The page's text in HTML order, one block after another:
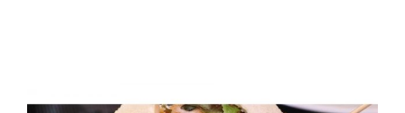
Larger